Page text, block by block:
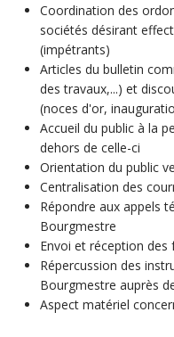
Coordination des
sociétés désirant
(impétrants)
Articles du bulletin
des travaux,...) et
(noces d'or,
Accueil du public à la
dehors de celle-ci
Orientation du public
Centralisation des
Répondre aux appels
Bourgmestre
Envoi et réception des
Répercussion des
Bourgmestre auprès
Aspect matériel